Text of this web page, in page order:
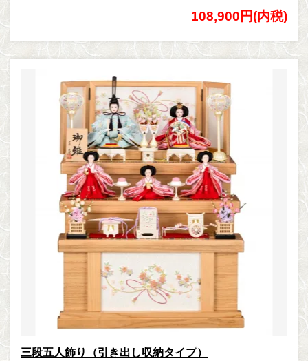
108,900円(内税)
三段五人飾り（引き出し収納タイプ）